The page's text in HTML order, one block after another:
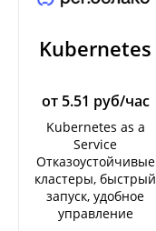
обзоры
Личный
кабинет
проекте
Конференции
Техника
Kubernetes
от 5.51 руб/час
Kubernetes as a
Service
Отказоустойчивые
кластеры, быстрый
запуск, удобное
управление